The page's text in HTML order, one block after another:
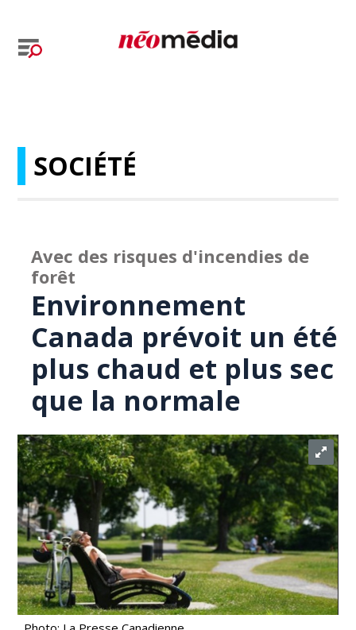
SOCIÉTÉ
Avec des risques d'incendies de
forêt
Environnement
Canada prévoit un été
plus chaud et plus sec
que la normale